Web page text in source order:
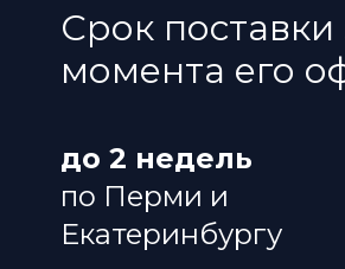
Срок поставки
момента его
до 2 недель
по Перми и
Екатеринбургу